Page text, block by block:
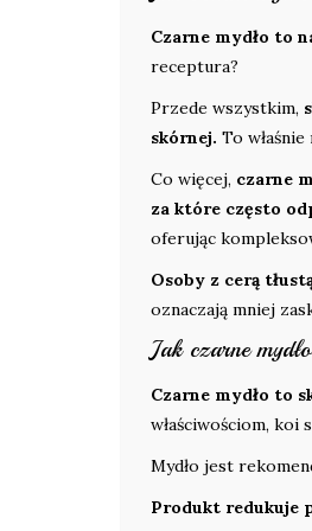
Czarne mydło to
receptura?
Przede wszystkim,
skórnej. To
Co więcej, czarne
za które często
oferując
Osoby z cerą
oznaczają mniej
Jak czarne
Czarne mydło to
właściwościom, koi
Mydło jest
Produkt redukuje